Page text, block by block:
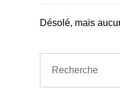
Désolé, mais